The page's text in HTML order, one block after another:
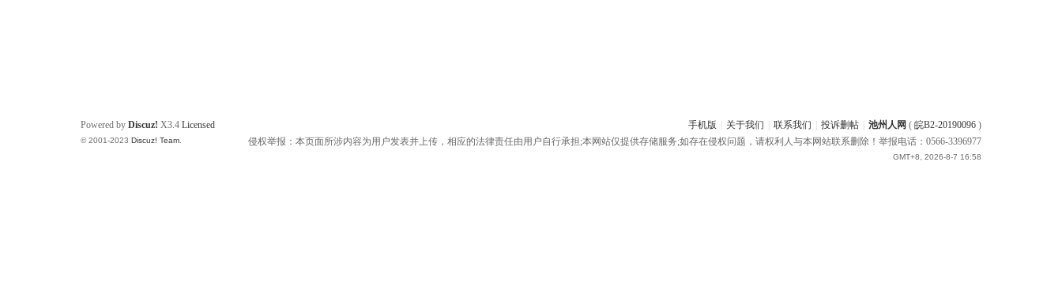
手机版 关于我们 联系我们 投诉删帖 池州人网 ( 皖B2-20190096 )
侵权举报：本页面所涉内容为用户发表并上传，相应的法律责任由用户自行承担;本网站仅提供存储服务;如存在侵权问题，请权利人与本网站联系删除！举报电话：0566-3396977
GMT+8, 2026-8-7 16:58
Powered by Discuz! X3.4 Licensed
© 2001-2023 Discuz! Team